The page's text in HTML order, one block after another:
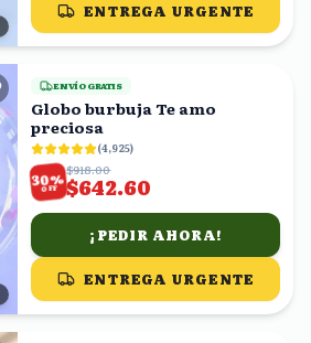
ENTREGA URGENTE
ENVÍO GRATIS
Globo burbuja Te amo
preciosa
(4,925)
30%
OFF
$918.00
$642.60
¡PEDIR AHORA!
ENTREGA URGENTE